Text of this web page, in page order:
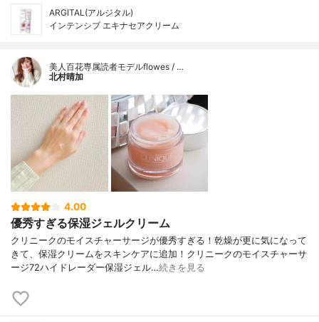
ARGITAL(アルジタル)
インテンシブ エキナセアクリーム
美人百花専属読者モデルflowes / …
北村晴加
4.00
優秀すぎる保湿ジェルクリーム
クリニークのモイスチャーサージが優秀すぎる！乾燥が更に気になって
きて、保湿クリームをスキンケアに追加！クリニークのモイスチャーサ
ージ72ハイドレーダー保湿ジェル…続きを見る